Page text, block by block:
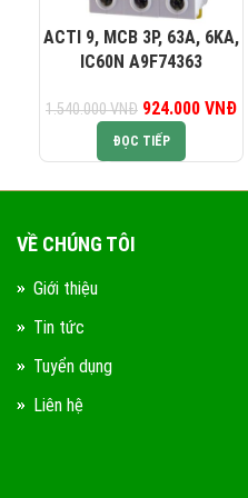
ACTI 9, MCB 3P, 63A, 6KA,
IC60N A9F74363
1.540.000VNĐ
Giá gốc là:
1.540.000 VNĐ.
924.000 VNĐ
ĐỌC TIẾP
VỀ CHÚNG TÔI
Giới thiệu
Tin tức
Tuyển dụng
Liên hệ